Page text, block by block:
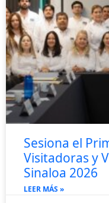
Sesiona el
Visitadoras y
Sinaloa 2026
LEER MÁS »